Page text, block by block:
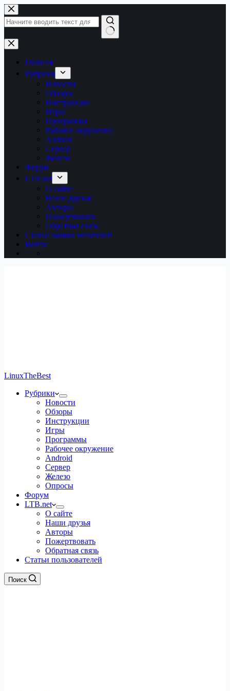
Перейти
к
сути
Ничего
не
найденоГлавная
Рубрики
Новости
Обзоры
Инструкции
Игры
Программы
Рабочее окружение
Android
Сервер
Железо
Форум
LTB.net
О сайте
Наши друзья
Авторы
Пожертвовать
Обратная связь
Статьи наших читателей
Войти
LinuxTheBest
Рубрики
Новости
Обзоры
Инструкции
Игры
Программы
Рабочее окружение
Android
Сервер
Железо
Опросы
Форум
LTB.net
О сайте
Наши друзья
Авторы
Пожертвовать
Обратная связь
Статьи пользователей
Поиск